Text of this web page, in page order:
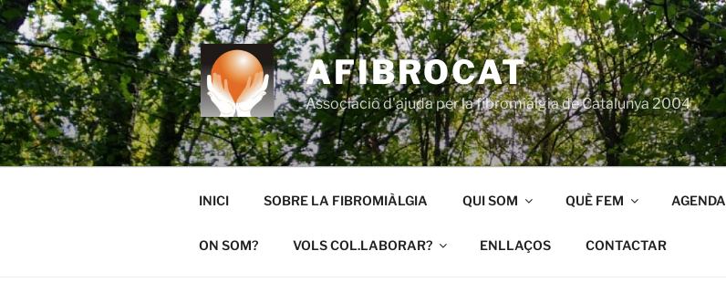
Vés
al
contingut
AFIBROCAT
Associació d'ajuda per la fibromiàlgia de Catalunya 2004
INICI SOBRE LA FIBROMIÀLGIA QUI SOM QUÈ FEM AGENDA
ON SOM? VOLS COL.LABORAR? ENLLAÇOS CONTACTAR